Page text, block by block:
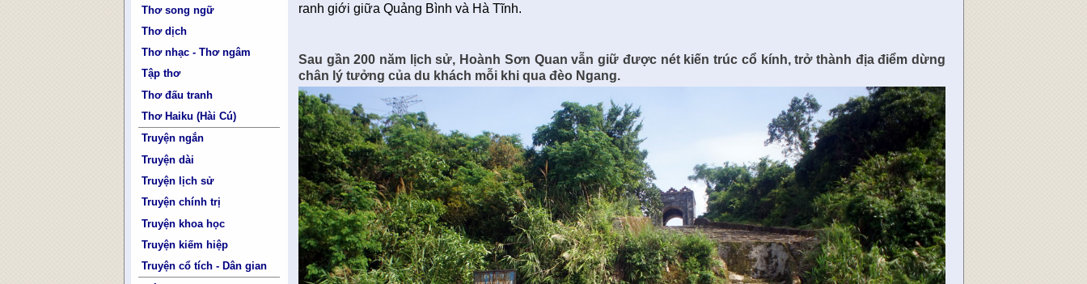
Thơ song ngữ
Thơ dịch
Thơ nhạc - Thơ ngâm
Tập thơ
Thơ đấu tranh
Thơ Haiku (Hài Cú)
Truyện ngắn
Truyện dài
Truyện lịch sử
Truyện chính trị
Truyện khoa học
Truyện kiếm hiệp
Truyện cổ tích - Dân gian
ranh giới giữa Quảng Bình và Hà Tĩnh.
Sau gần 200 năm lịch sử, Hoành Sơn Quan vẫn giữ được nét kiến trúc cổ kính, trở thành địa điểm dừng
chân lý tưởng của du khách mỗi khi qua đèo Ngang.